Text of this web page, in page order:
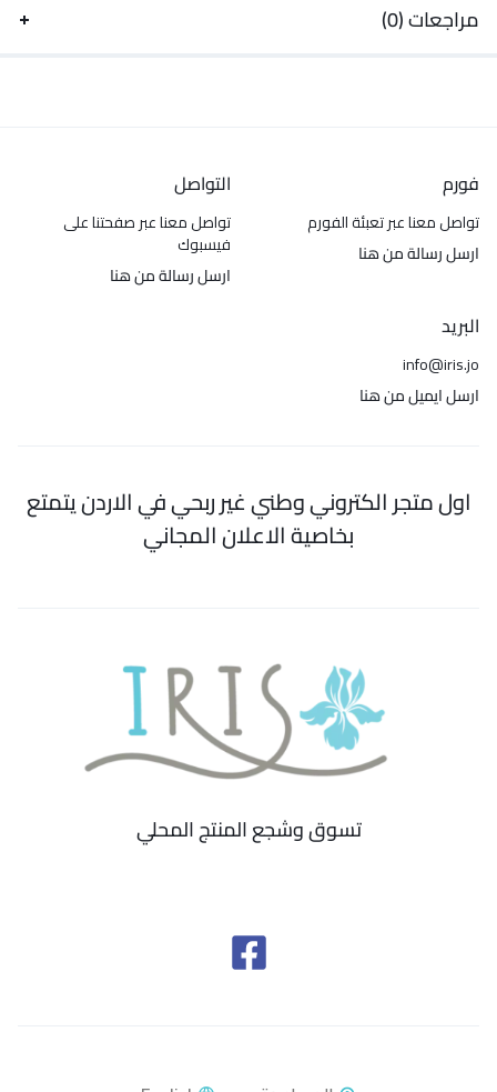
مراجعات (0)
فورم
تواصل معنا عبر تعبئة الفورم
ارسل رسالة من هنا
التواصل
تواصل معنا عبر صفحتنا على
فيسبوك
ارسل رسالة من هنا
البريد
info@iris.jo
ارسل ايميل من هنا
اول متجر الكتروني وطني غير ربحي في الاردن يتمتع
بخاصية الاعلان المجاني
تسوق وشجع المنتج المحلي